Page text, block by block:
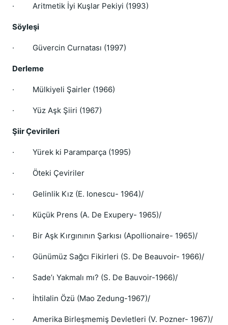
· Aritmetik İyi Kuşlar Pekiyi (1993)
Söyleşi
· Güvercin Curnatası (1997)
Derleme
· Mülkiyeli Şairler (1966)
· Yüz Aşk Şiiri (1967)
Şiir Çevirileri
· Yürek ki Paramparça (1995)
· Öteki Çeviriler
· Gelinlik Kız (E. Ionescu- 1964)/
· Küçük Prens (A. De Exupery- 1965)/
· Bir Aşk Kırgınının Şarkısı (Apollionaire- 1965)/
· Günümüz Sağcı Fikirleri (S. De Beauvoir- 1966)/
· Sade’ı Yakmalı mı? (S. De Bauvoir-1966)/
· İhtilalin Özü (Mao Zedung-1967)/
· Amerika Birleşmemiş Devletleri (V. Pozner- 1967)/